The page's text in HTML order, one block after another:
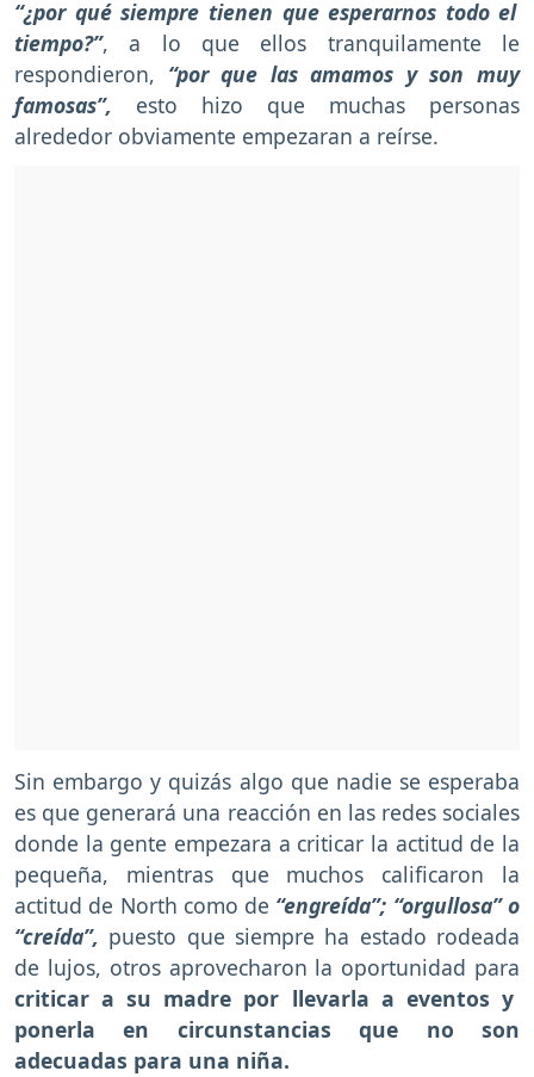
“¿por qué siempre tienen que esperarnos todo el
tiempo?”, a lo que ellos tranquilamente le
respondieron, “por que las amamos y son muy
famosas”, esto hizo que muchas personas
alrededor obviamente empezaran a reírse.
Sin embargo y quizás algo que nadie se esperaba
es que generará una reacción en las redes sociales
donde la gente empezara a criticar la actitud de la
pequeña, mientras que muchos calificaron la
actitud de North como de “engreída”; “orgullosa” o
“creída”, puesto que siempre ha estado rodeada
de lujos, otros aprovecharon la oportunidad para
criticar a su madre por llevarla a eventos y
ponerla en circunstancias que no son
adecuadas para una niña.